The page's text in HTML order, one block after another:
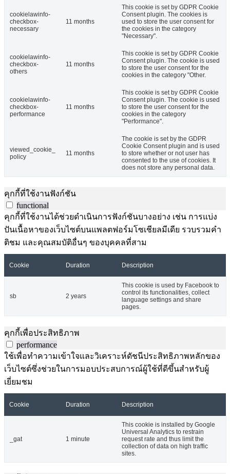
cookielawinfo-
checkbox-
necessary
11 months
This cookie is set by GDPR Cookie
Consent plugin. The cookies is
used to store the user consent for
the cookies in the category
"Necessary".
cookielawinfo-
checkbox-
others
11 months
This cookie is set by GDPR Cookie
Consent plugin. The cookie is used
to store the user consent for the
cookies in the category "Other.
cookielawinfo-
checkbox-
performance
11 months
This cookie is set by GDPR Cookie
Consent plugin. The cookie is used
to store the user consent for the
cookies in the category
"Performance".
viewed_cookie_
policy
11 months
The cookie is set by the GDPR
Cookie Consent plugin and is used
to store whether or not user has
consented to the use of cookies. It
does not store any personal data.
คุกกี้ที่ใช้งานฟังก์ชัน
functional
คุกกี้ที่ใช้งานได้ช่วยดำเนินการฟังก์ชันบางอย่าง เช่น การแบ่ง
ปันเนื้อหาของเว็บไซต์บนแพลตฟอร์มโซเชียลมีเดีย รวบรวมคำ
ติชม และคุณสมบัติอื่นๆ ของบุคคลที่สาม
Cookie Duration Description
sb 2 years
This cookie is used by Facebook to
control its functionalities, collect
language settings and share
pages.
คุกกี้เพื่อประสิทธิภาพ
performance
ใช้เพื่อทำความเข้าใจและวิเคราะห์ดัชนีประสิทธิภาพหลักของ
เว็บไซต์ซึ่งช่วยในการมอบประสบการณ์ผู้ใช้ที่ดีขึ้นสำหรับผู้
เยี่ยมชม
Cookie Duration Description
_gat 1 minute
This cookie is installed by Google
Universal Analytics to restrain
request rate and thus limit the
collection of data on high traffic
sites.